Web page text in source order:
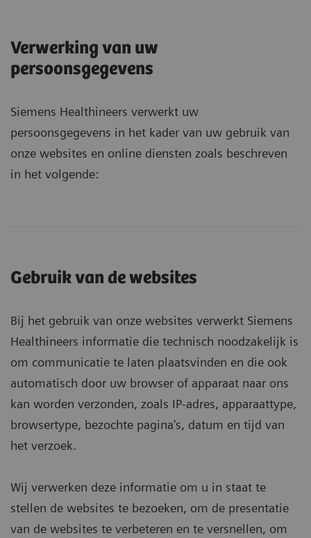
Verwerking van uw
persoonsgegevens
Siemens Healthineers verwerkt uw
persoonsgegevens in het kader van uw gebruik van
onze websites en online diensten zoals beschreven
in het volgende:
Gebruik van de websites
Bij het gebruik van onze websites verwerkt Siemens
Healthineers informatie die technisch noodzakelijk is
om communicatie te laten plaatsvinden en die ook
automatisch door uw browser of apparaat naar ons
kan worden verzonden, zoals IP-adres, apparaattype,
browsertype, bezochte pagina's, datum en tijd van
het verzoek.
Wij verwerken deze informatie om u in staat te
stellen de websites te bezoeken, om de presentatie
van de websites te verbeteren en te versnellen, om